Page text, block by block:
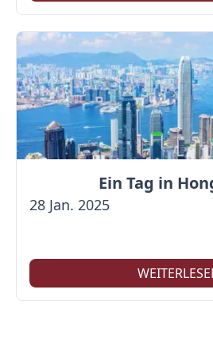
Ein Tag in
28 Jan. 2025